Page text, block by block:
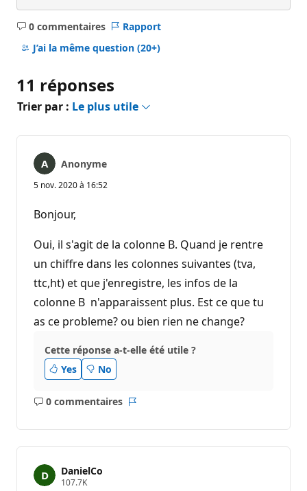
0 commentaires
Aucun
commentaire
Rapport
J’ai la même question (20+)
11 réponses
Trier par : Le plus utile
Anonyme
5 nov. 2020 à 16:52
Bonjour,
Oui, il s'agit de la colonne B. Quand je rentre
un chiffre dans les colonnes suivantes (tva,
ttc,ht) et que j'enregistre, les infos de la
colonne B n'apparaissent plus. Est ce que tu
as ce probleme? ou bien rien ne change?
Cette réponse a-t-elle été utile ?
Yes
No
0 commentaires
Aucun
DanielCo
107.7KP